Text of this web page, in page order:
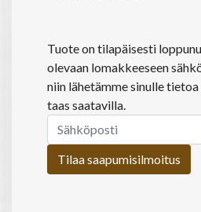
Tuote on tilapäisesti
olevaan lomakkeeseen
niin lähetämme sinulle
taas saatavilla.
Tilaa saapumisilmoitus